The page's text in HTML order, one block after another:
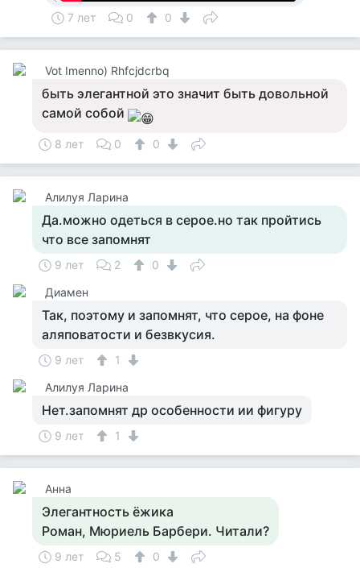
7 лет 0 0
Vot Imenno) Rhfcjdcrbq
быть элегантной это значит быть довольной
самой собой
8 лет 0 0
Алилуя Ларина
Да.можно одеться в серое.но так пройтись
что все запомнят
9 лет 2
0
Диамен
Так, поэтому и запомнят, что серое, на фоне
аляповатости и безвкусия.
9 лет
1
Алилуя Ларина
Нет.запомнят др особенности ии фигуру
9 лет 1
Анна
Элегантность ёжика
Роман, Мюриель Барбери. Читали?
9 лет 5
0